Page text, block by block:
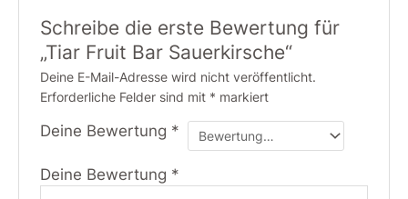
Schreibe die erste Bewertung für
„Tiar Fruit Bar Sauerkirsche“
Deine E-Mail-Adresse wird nicht veröffentlicht.
Erforderliche Felder sind mit * markiert
Deine Bewertung *
Deine Bewertung *